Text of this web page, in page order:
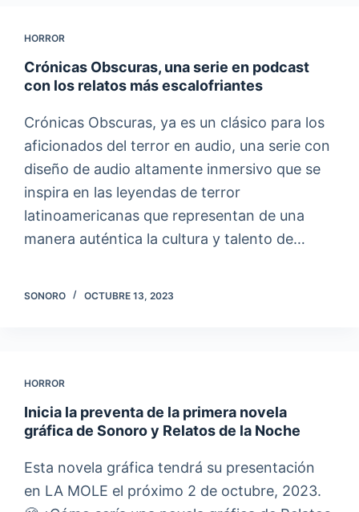
HORROR
Crónicas Obscuras, una serie en podcast
con los relatos más escalofriantes
Crónicas Obscuras, ya es un clásico para los
aficionados del terror en audio, una serie con
diseño de audio altamente inmersivo que se
inspira en las leyendas de terror
latinoamericanas que representan de una
manera auténtica la cultura y talento de…
SONORO OCTUBRE 13, 2023
HORROR
Inicia la preventa de la primera novela
gráfica de Sonoro y Relatos de la Noche
Esta novela gráfica tendrá su presentación
en LA MOLE el próximo 2 de octubre, 2023.